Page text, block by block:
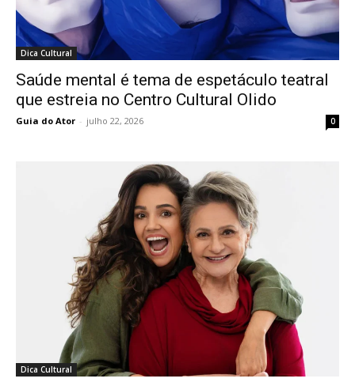
Dica Cultural
Saúde mental é tema de espetáculo teatral
que estreia no Centro Cultural Olido
Guia do Ator - julho 22, 2026 0
Dica Cultural